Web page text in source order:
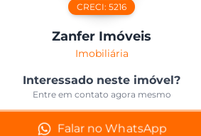
CRECI:5216
Zanfer Imóveis
Imobiliária
Interessado neste imóvel?
Entre em contato agora mesmo
Falar no WhatsApp